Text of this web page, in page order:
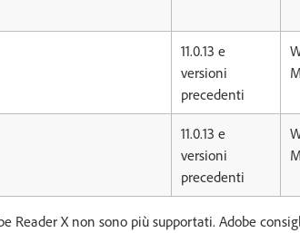
11.0.13 e
versioni
precedenti
11.0.13 e
versioni
precedenti
Reader X non sono più supportati. Adobe